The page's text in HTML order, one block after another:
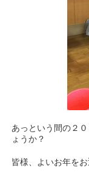
あっという間の２
ょうか？
皆様、よいお年をお